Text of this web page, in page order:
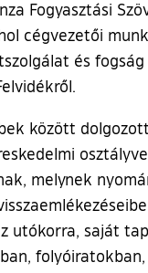
Fogyasztási
cégvezetői
és
között
melynek
saját